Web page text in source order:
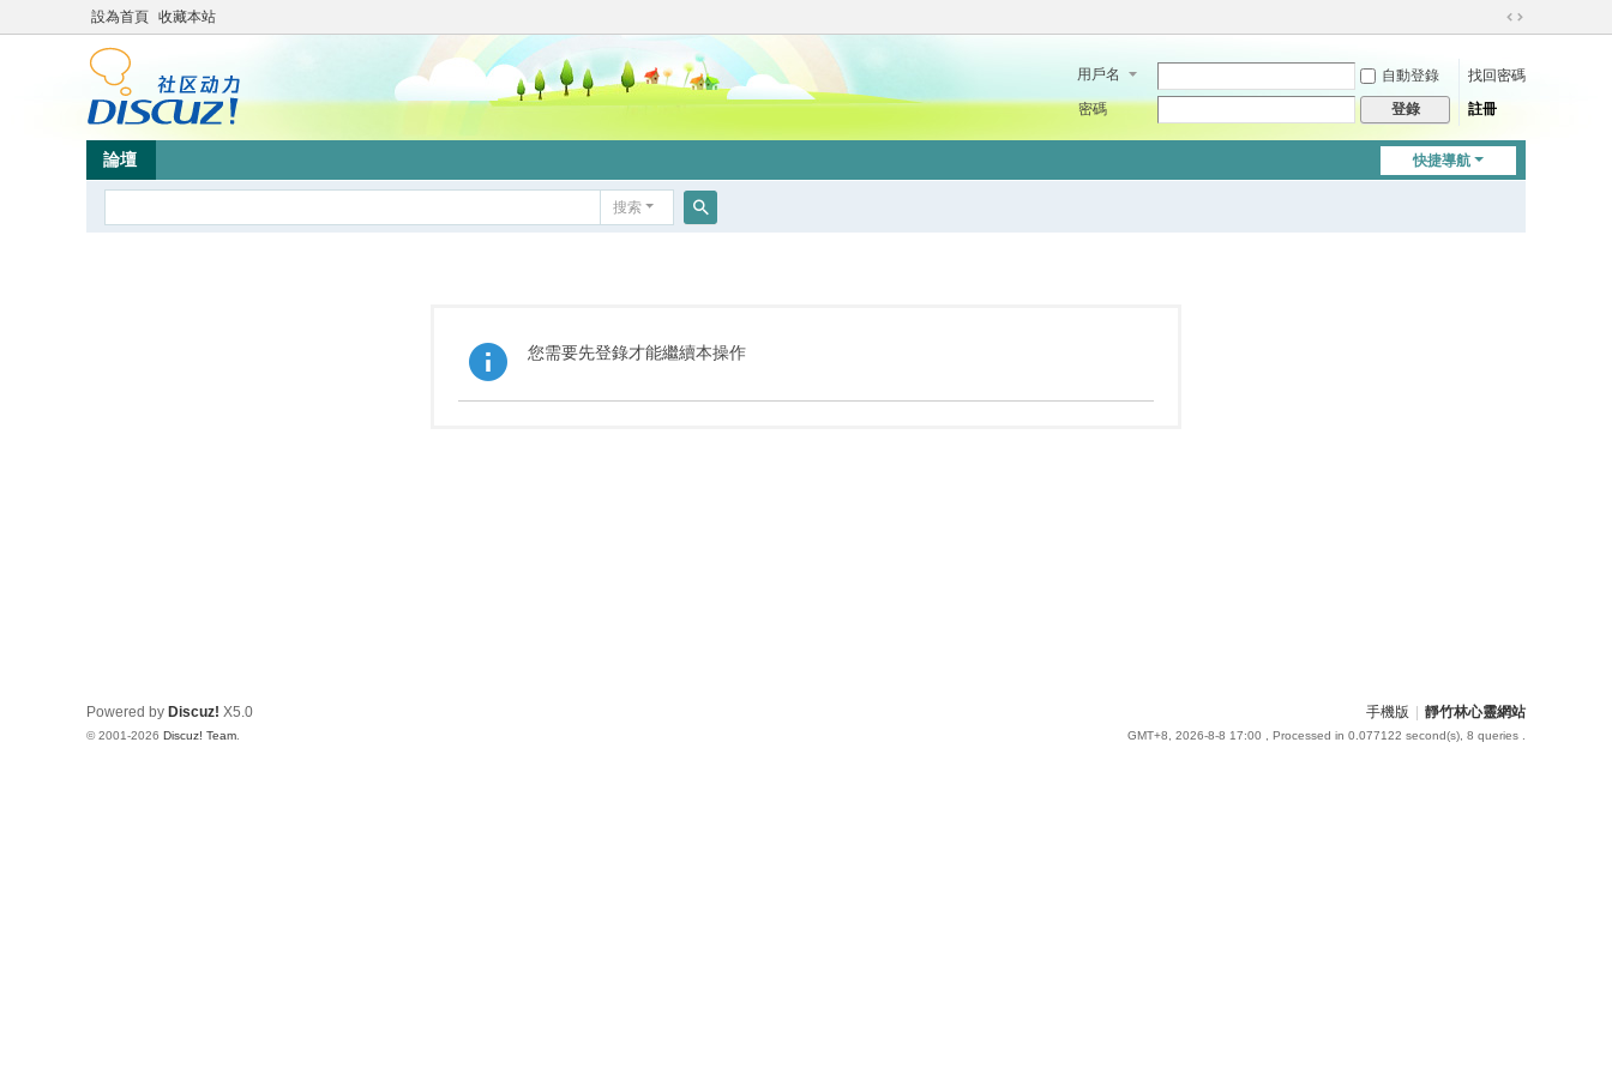
設為首頁 收藏本站
切
到
用戶名 自動登錄
找回密碼
密碼
登錄 註冊
快捷導航
論壇
搜索
您需要先登錄才能繼續本操作
手機版 靜竹林心靈網站
GMT+8, 2026-8-8 17:00 , Processed in 0.077122 second(s), 8 queries .
Powered by Discuz! X5.0
© 2001-2026 Discuz! Team